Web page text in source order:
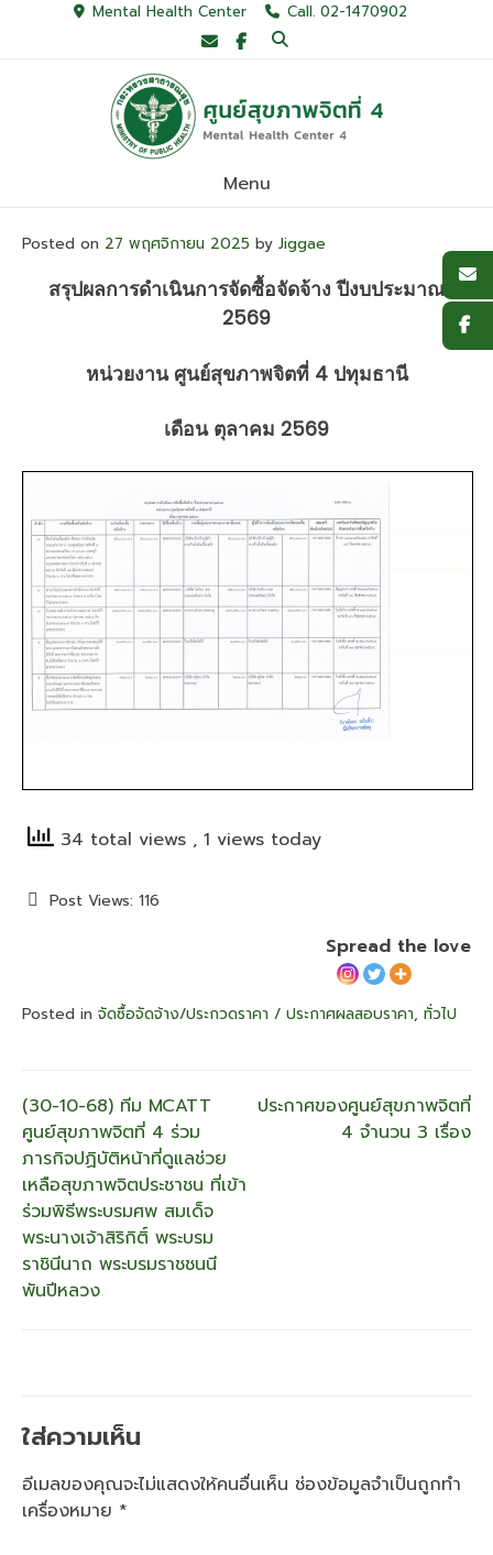
Mental Health Center Call. 02-1470902
Menu
Posted on 27 พฤศจิกายน 2025 by Jiggae
สรุปผลการดำเนินการจัดซื้อจัดจ้าง ปีงบประมาณ
2569
หน่วยงาน ศูนย์สุขภาพจิตที่ 4 ปทุมธานี
เดือน ตุลาคม 2569
34 total views , 1 views today
Post Views: 116
Spread the love
Posted in จัดซื้อจัดจ้าง/ประกวดราคา / ประกาศผลสอบราคา, ทั่วไป
แนะแนว
เรื่อง
่(30-10-68) ทีม MCATT
ศูนย์สุขภาพจิตที่ 4 ร่วม
ภารกิจปฏิบัติหน้าที่ดูแลช่วย
เหลือสุขภาพจิตประชาชน ที่เข้า
ร่วมพิธีพระบรมศพ สมเด็จ
พระนางเจ้าสิริกิติ์ พระบรม
ราชินีนาถ พระบรมราชชนนี
พันปีหลวง
ประกาศของศูนย์สุขภาพจิตที่
4 จำนวน 3 เรื่อง
ใส่ความเห็น
อีเมลของคุณจะไม่แสดงให้คนอื่นเห็น ช่องข้อมูลจำเป็นถูกทำ
เครื่องหมาย *